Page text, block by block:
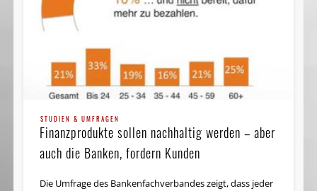
STUDIEN & UMFRAGEN
Finanzprodukte sollen nachhaltig werden – aber
auch die Banken, fordern Kunden
Die Umfrage des Banken­fach­verbandes zeigt, dass jeder